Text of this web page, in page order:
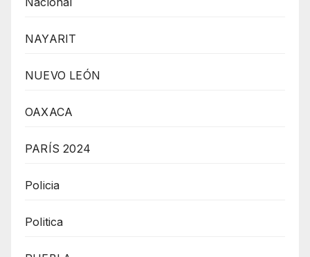
NAYARIT
NUEVO LEÓN
OAXACA
PARÍS 2024
Policia
Politica